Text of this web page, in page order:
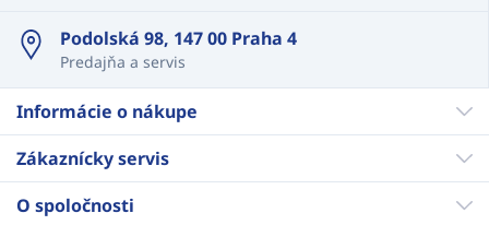
Podolská 98, 147 00 Praha 4
Predajňa a servis
Informácie o nákupe
Zákaznícky servis
O spoločnosti